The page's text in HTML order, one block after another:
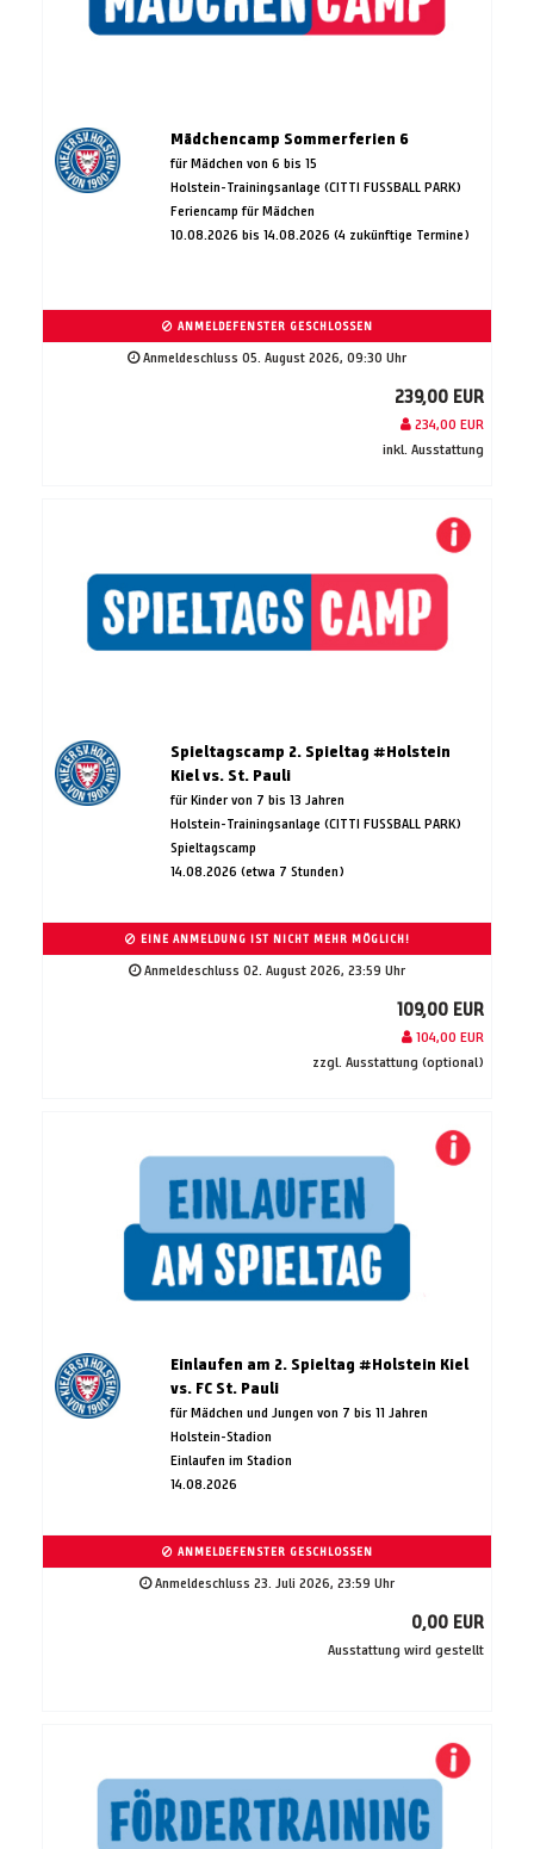
Mädchencamp Sommerferien 6
für Mädchen von 6 bis 15
Holstein-Trainingsanlage (CITTI FUSSBALL PARK)
Feriencamp für Mädchen
10.08.2026 bis 14.08.2026 (4 zukünftige Termine)
ANMELDEFENSTER GESCHLOSSEN
Anmeldeschluss 05. August 2026, 09:30 Uhr
239,00 EUR
234,00 EUR
inkl. Ausstattung
Spieltagscamp 2. Spieltag #Holstein
Kiel vs. St. Pauli
für Kinder von 7 bis 13 Jahren
Holstein-Trainingsanlage (CITTI FUSSBALL PARK)
Spieltagscamp
14.08.2026 (etwa 7 Stunden)
EINE ANMELDUNG IST NICHT MEHR MÖGLICH!
Anmeldeschluss 02. August 2026, 23:59 Uhr
109,00 EUR
104,00 EUR
zzgl. Ausstattung (optional)
Einlaufen am 2. Spieltag #Holstein Kiel
vs. FC St. Pauli
für Mädchen und Jungen von 7 bis 11 Jahren
Holstein-Stadion
Einlaufen im Stadion
14.08.2026
ANMELDEFENSTER GESCHLOSSEN
Anmeldeschluss 23. Juli 2026, 23:59 Uhr
0,00 EUR
Ausstattung wird gestellt